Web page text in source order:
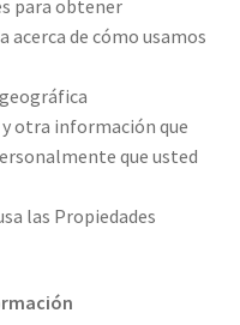
para obtener
de cómo usamos
otra información que
que usted
las Propiedades